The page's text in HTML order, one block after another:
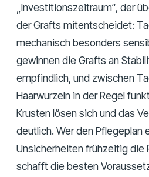
„Investitionszeitraum“, der
der Grafts mitentscheidet:
mechanisch besonders
gewinnen die Grafts an
empfindlich, und zwischen
Haarwurzeln in der Regel
Krusten lösen sich und das
deutlich. Wer den Pflegeplan
Unsicherheiten frühzeitig die
schafft die besten